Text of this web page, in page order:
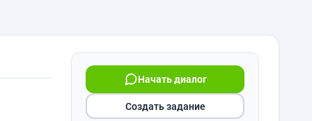
Начать диалог
Создать задание